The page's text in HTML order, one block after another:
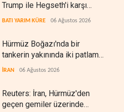
Trump ile Hegseth'i karşı
karşıya getirdi
BATI YARIM KÜRE 06 Ağustos 2026
Hürmüz Boğazı'nda bir
tankerin yakınında iki patlama
meydana geldi
İRAN 06 Ağustos 2026
Reuters: İran, Hürmüz'den
geçen gemiler üzerinde